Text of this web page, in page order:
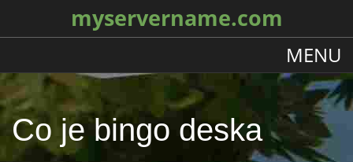
myservername.com
MENU
Co je bingo deska